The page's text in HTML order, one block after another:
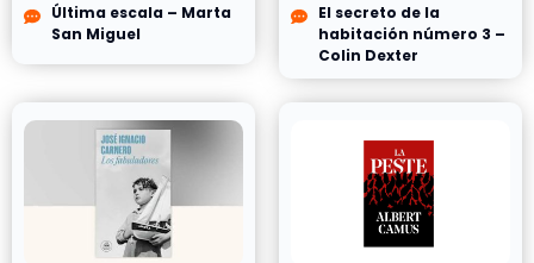
Última escala – Marta
San Miguel
El secreto de la
habitación número 3 –
Colin Dexter